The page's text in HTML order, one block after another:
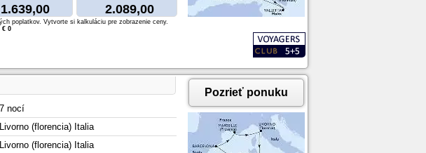
1.639,00 2.089,00
poplatkov. Vytvorte si kalkuláciu pre zobrazenie ceny.
€ 0
7 nocí
Livorno (florencia) Italia
Livorno (florencia) Italia
Pozrieť ponuku